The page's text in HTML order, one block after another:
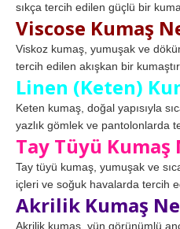
sıkça tercih edilen güçlü bir
Viscose Kumaş
Viskoz kumaş, yumuşak ve
tercih edilen akışkan bir
Linen (Keten)
Keten kumaş, doğal yapısıyla
yazlık gömlek ve pantolonlarda
Tay Tüyü Kumaş
Tay tüyü kumaş, yumuşak ve
içleri ve soğuk havalarda tercih
Akrilik Kumaş
Akrilik kumaş, yün görünümlü